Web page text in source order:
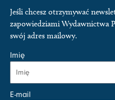
Jeśli chcesz otrzymywać
zapowiedziami Wydawnictwa
swój adres mailowy.
Imię
E-mail